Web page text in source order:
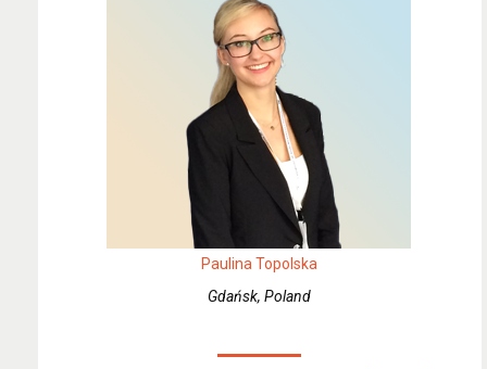
Paulina Topolska
Gdańsk, Poland